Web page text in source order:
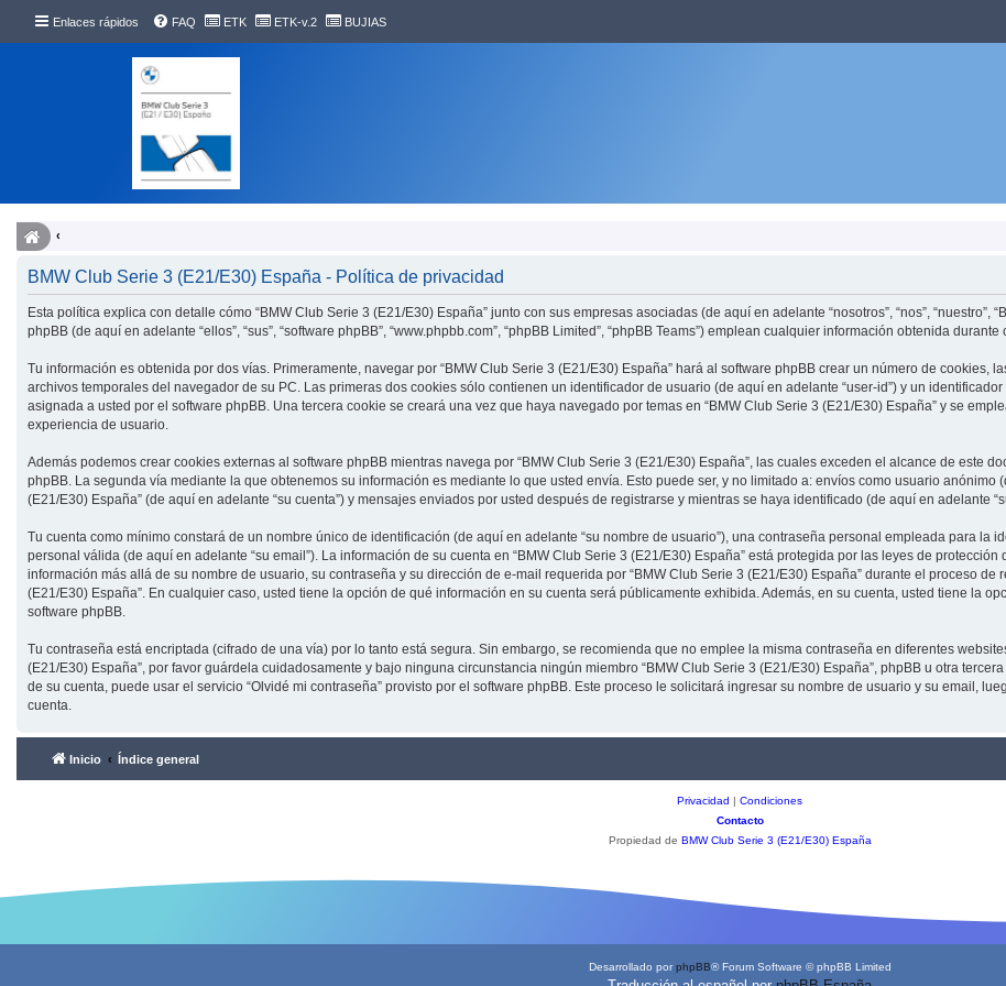
Enlaces rápidos FAQ ETK ETK-v.2 BUJIAS
BMW Club Serie 3 (E21/E30) España - Política de privacidad
Esta política explica con detalle cómo “BMW Club Serie 3 (E21/E30) España” junto con sus empresas asociadas (de aquí en adelante “nosotros”, “nos”, “nuestro”,
phpBB (de aquí en adelante “ellos”, “sus”, “software phpBB”, “www.phpbb.com”, “phpBB Limited”, “phpBB Teams”) emplean cualquier información obtenida
Tu información es obtenida por dos vías. Primeramente, navegar por “BMW Club Serie 3 (E21/E30) España” hará al software phpBB crear un número de cookies,
archivos temporales del navegador de su PC. Las primeras dos cookies sólo contienen un identificador de usuario (de aquí en adelante “user-id”) y un
asignada a usted por el software phpBB. Una tercera cookie se creará una vez que haya navegado por temas en “BMW Club Serie 3 (E21/E30) España” y se
experiencia de usuario.
Además podemos crear cookies externas al software phpBB mientras navega por “BMW Club Serie 3 (E21/E30) España”, las cuales exceden el alcance de este
phpBB. La segunda vía mediante la que obtenemos su información es mediante lo que usted envía. Esto puede ser, y no limitado a: envíos como usuario anónimo
(E21/E30) España” (de aquí en adelante “su cuenta”) y mensajes enviados por usted después de registrarse y mientras se haya identificado (de aquí en adelante
Tu cuenta como mínimo constará de un nombre único de identificación (de aquí en adelante “su nombre de usuario”), una contraseña personal empleada para la
personal válida (de aquí en adelante “su email”). La información de su cuenta en “BMW Club Serie 3 (E21/E30) España” está protegida por las leyes de
información más allá de su nombre de usuario, su contraseña y su dirección de e-mail requerida por “BMW Club Serie 3 (E21/E30) España” durante el proceso
(E21/E30) España”. En cualquier caso, usted tiene la opción de qué información en su cuenta será públicamente exhibida. Además, en su cuenta, usted tiene la
software phpBB.
Tu contraseña está encriptada (cifrado de una vía) por lo tanto está segura. Sin embargo, se recomienda que no emplee la misma contraseña en diferentes
(E21/E30) España”, por favor guárdela cuidadosamente y bajo ninguna circunstancia ningún miembro “BMW Club Serie 3 (E21/E30) España”, phpBB u otra
de su cuenta, puede usar el servicio “Olvidé mi contraseña” provisto por el software phpBB. Este proceso le solicitará ingresar su nombre de usuario y su email,
cuenta.
Inicio Índice general
Privacidad | Condiciones
Contacto
Propiedad de BMW Club Serie 3 (E21/E30) España
Desarrollado porphpBB® Forum Software © phpBB Limited